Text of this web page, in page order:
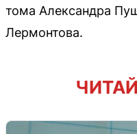
тома Александра
Лермонтова.